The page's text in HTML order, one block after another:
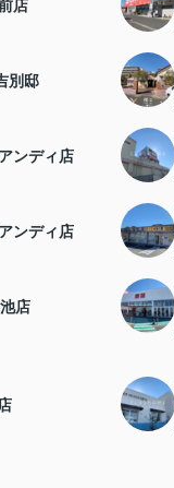
店
別邸
ンディ店
ンディ店
店